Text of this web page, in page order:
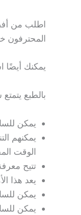
المحترفون
يمكنك أيضًا
بالطبع
يمكن
يمكنهم
الوقت
تتيح
يعد هذا
يمكن
يمكن